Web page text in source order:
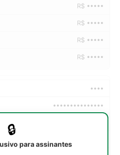
R$ •••••
R$ •••••
R$ •••••
R$ •••••
••••
•••••••••••••••
🔒
para assinantes